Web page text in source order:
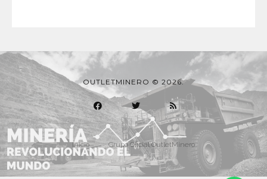
OUTLETMINERO © 2026.
Inicio Grupo Oficial OutletMinero